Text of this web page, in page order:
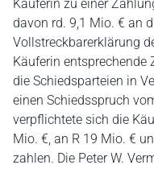
Käuferin zu einer
davon rd. 9,1 Mio. € an
Vollstreckbarerklärung
Käuferin entsprechende
die Schiedsparteien in
einen Schiedsspruch
verpflichtete sich die
Mio. €, an R 19 Mio. €
zahlen. Die Peter W.